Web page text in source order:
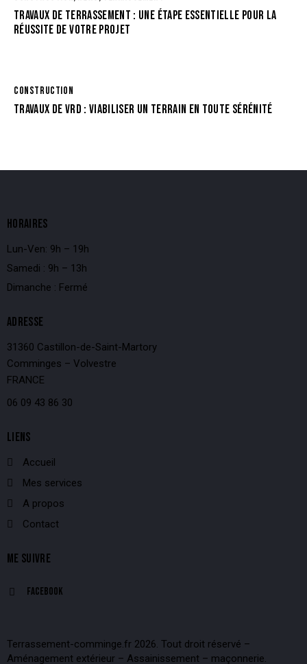
TRAVAUX DE TERRASSEMENT : UNE ÉTAPE ESSENTIELLE POUR LA
RÉUSSITE DE VOTRE PROJET
CONSTRUCTION
TRAVAUX DE VRD : VIABILISER UN TERRAIN EN TOUTE SÉRÉNITÉ
HORAIRES
Lun-Ven: 9h – 19h
Samedi : 9h – 13h
Dimanche : Fermé
ADRESSE
31360 Castillon-de-Saint-Martory
Comminges – Volvestre
FRANCE
06 09 43 86 30
LIENS
Accueil
Mes services
A propos
Contact
ME SUIVRE
Facebook
Terrassement-comminge.fr 2026. Tout droit réservé –
Aménagement extérieur – Assainissement – maçonnerie.